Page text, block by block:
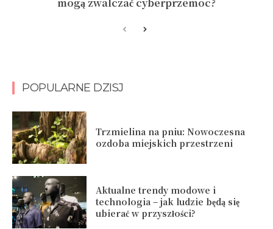
mogą zwalczać cyberprzemoc?
POPULARNE DZISJ
Trzmielina na pniu: Nowoczesna
ozdoba miejskich przestrzeni
Aktualne trendy modowe i
technologia – jak ludzie będą się
ubierać w przyszłości?